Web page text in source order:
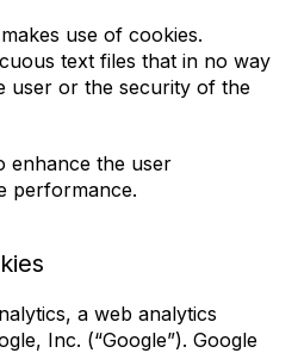
use of cookies.
text files that in no way
user or the security of the
enhance the user
performance.
a web analytics
Inc. (“Google”). Google